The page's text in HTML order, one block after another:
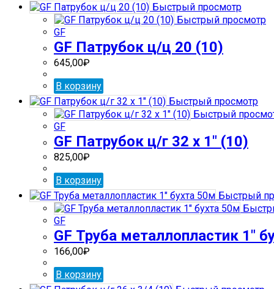
Быстрый просмотр
Быстрый просмотр
GF
GF Патрубок ц/ц 20 (10)
645,00₽
В корзину
Быстрый просмотр
Быстрый
GF
GF Патрубок ц/г 32 х 1″ (10)
825,00₽
В корзину
Быстрый
GF
GF Труба металлопластик 1″
166,00₽
В корзину